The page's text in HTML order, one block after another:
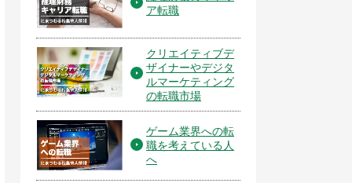
ア転職
クリエイティブデ
ザイナーやデジタ
ルマーケティング
の転職市場
ゲーム業界への転
職を考えている人
へ